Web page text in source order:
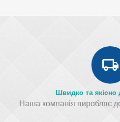
Швидко та якісно
Наша компанія виробляє